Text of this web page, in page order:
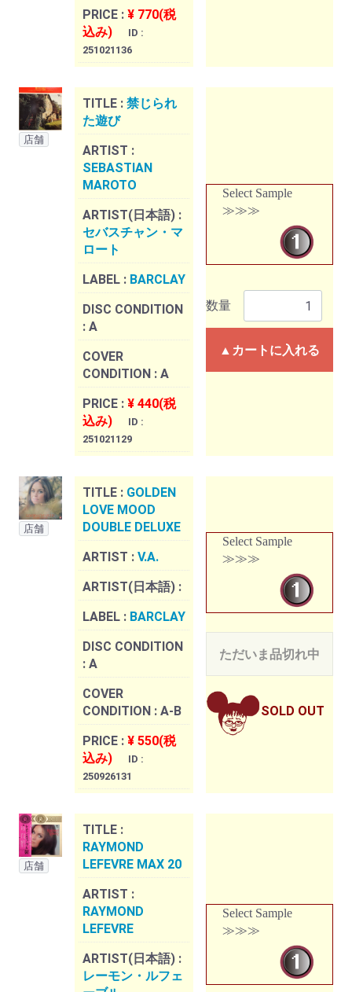
PRICE : ¥ 770(税
込み)
ID :
251021136
店舗
TITLE : 禁じられ
た遊び
ARTIST :
SEBASTIAN
MAROTO
ARTIST(日本語) :
セバスチャン・マ
ロート
LABEL : BARCLAY
DISC CONDITION
: A
COVER
CONDITION : A
PRICE : ¥ 440(税
込み)
ID :
251021129
Select Sample
≫≫≫
数量
▲カートに入れる
店舗
TITLE : GOLDEN
LOVE MOOD
DOUBLE DELUXE
ARTIST : V.A.
ARTIST(日本語) :
LABEL : BARCLAY
DISC CONDITION
: A
COVER
CONDITION : A-B
PRICE : ¥ 550(税
込み)
ID :
250926131
Select Sample
≫≫≫
ただいま品切れ中
SOLD OUT
店舗
TITLE :
RAYMOND
LEFEVRE MAX 20
ARTIST :
RAYMOND
LEFEVRE
ARTIST(日本語) :
レーモン・ルフェ
Select Sample
≫≫≫